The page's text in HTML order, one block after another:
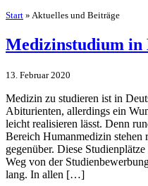
Start » Aktuelles und Beiträge
Medizinstudium in
13. Februar 2020
Medizin zu studieren ist in
Abiturienten, allerdings ein
leicht realisieren lässt. Denn
Bereich Humanmedizin stehen
gegenüber. Diese
Weg von der
lang. In allen […]